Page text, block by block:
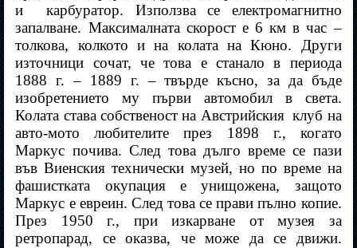
и
карбуратор. Използва се електромагнитно
запалване. Максималната скорост е 6 км в час –
толкова, колкото и на колата на Кюно. Други
източници сочат, че това е станало в периода
1888 г. – 1889 г. – твърде късно, за да бъде
изобретението му първи автомобил в света.
Колата става собственост на Австрийския клуб на
авто-мото любителите през 1898 г., когато
Маркус почива. След това дълго време се пази
във Виенския технически музей, но по време на
фашистката окупация е унищожена, защото
Маркус е евреин. След това се прави пълно копие.
През 1950 г., при изкарване от музея за
ретропарад, се оказва, че може да се движи.